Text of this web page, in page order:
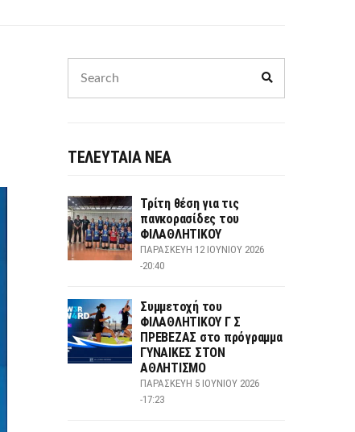
for:
ΤΕΛΕΥΤΑΙΑ ΝΕΑ
Τρίτη θέση για τις
πανκορασίδες του
ΦΙΛΑΘΛΗΤΙΚΟΥ
ΠΑΡΑΣΚΕΥΉ 12 ΙΟΥΝΊΟΥ 2026
-20:40
Συμμετοχή του
ΦΙΛΑΘΛΗΤΙΚΟΥ Γ Σ
ΠΡΕΒΕΖΑΣ στο πρόγραμμα
ΓΥΝΑΙΚΕΣ ΣΤΟΝ
ΑΘΛΗΤΙΣΜΟ
ΠΑΡΑΣΚΕΥΉ 5 ΙΟΥΝΊΟΥ 2026
-17:23